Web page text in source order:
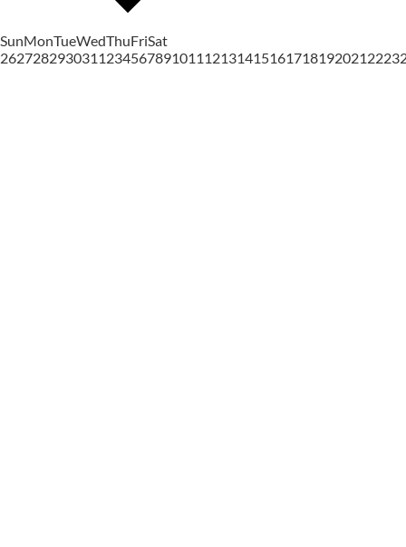
SunMonTueWedThuFriSat
2627282930311234567891011121314151617181920212223